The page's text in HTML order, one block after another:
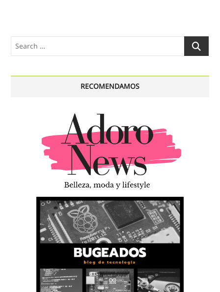
Search
RECOMENDAMOS